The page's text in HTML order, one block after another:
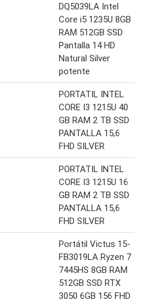
DQ5039LA Intel
Core i5 1235U 8GB
RAM 512GB SSD
Pantalla 14 HD
Natural Silver
potente
PORTATIL INTEL
CORE I3 1215U 40
GB RAM 2 TB SSD
PANTALLA 15,6
FHD SILVER
PORTATIL INTEL
CORE I3 1215U 16
GB RAM 2 TB SSD
PANTALLA 15,6
FHD SILVER
Portátil Victus 15-
FB3019LA Ryzen 7
7445HS 8GB RAM
512GB SSD RTX
3050 6GB 156 FHD